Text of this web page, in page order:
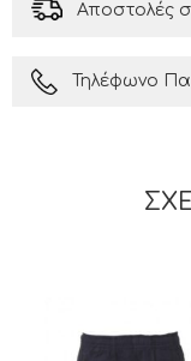
Αποστολές
Τηλέφωνο